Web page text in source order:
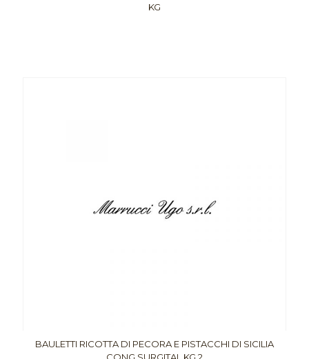
KG
BAULETTI RICOTTA DI PECORA E PISTACCHI DI SICILIA